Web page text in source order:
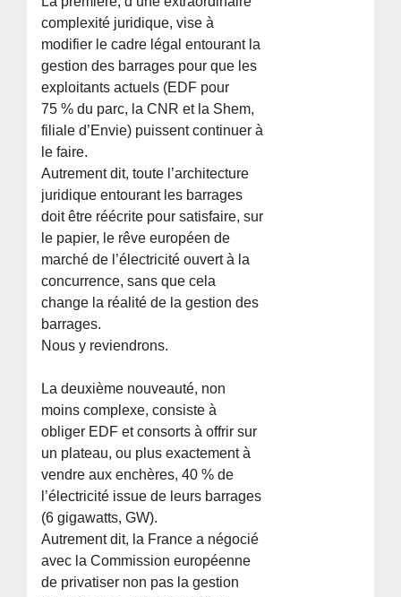
complexité juridique, vise à
modifier le cadre légal entourant la
gestion des barrages pour que les
exploitants actuels (EDF pour
75 % du parc, la CNR et la Shem,
filiale d’Envie) puissent continuer à
le faire.
Autrement dit, toute l’architecture
juridique entourant les barrages
doit être réécrite pour satisfaire, sur
le papier, le rêve européen de
marché de l’électricité ouvert à la
concurrence, sans que cela
change la réalité de la gestion des
barrages.
Nous y reviendrons.
La deuxième nouveauté, non
moins complexe, consiste à
obliger EDF et consorts à offrir sur
un plateau, ou plus exactement à
vendre aux enchères, 40 % de
l’électricité issue de leurs barrages
(6 gigawatts, GW).
Autrement dit, la France a négocié
avec la Commission européenne
de privatiser non pas la gestion